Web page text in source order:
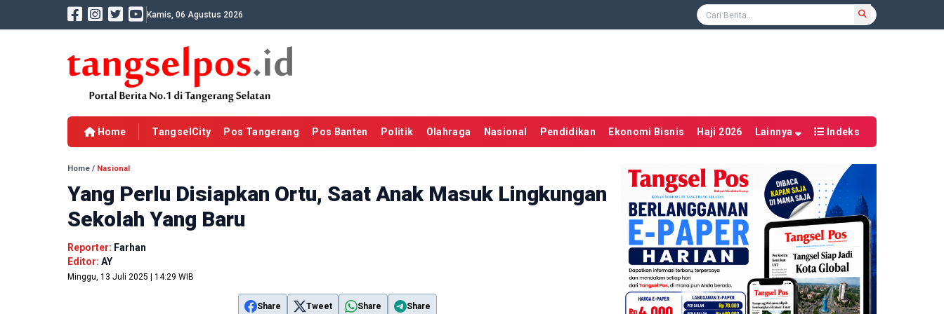
Kamis, 06 Agustus 2026
Home TangselCity Pos Tangerang Pos Banten Politik Olahraga Nasional Pendidikan Ekonomi Bisnis Haji 2026 Lainnya Indeks
Home / Nasional
Yang Perlu Disiapkan Ortu, Saat Anak Masuk Lingkungan
Sekolah Yang Baru
Reporter: Farhan
Editor: AY
Minggu, 13 Juli 2025 | 14:29 WIB
Share Tweet Share Share